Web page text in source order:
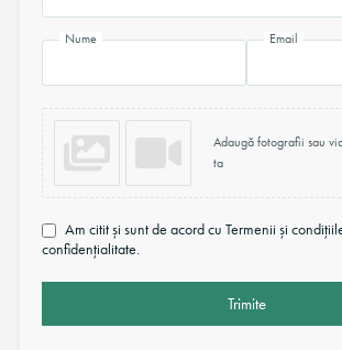
Nume Email
Adaugă fotografii sau
ta
Am citit și sunt de acord cu Termenii și
confidențialitate.
Trimite